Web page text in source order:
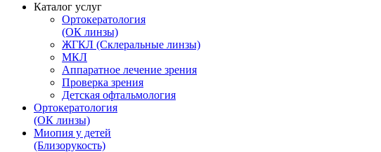
Каталог услуг
Ортокератология
(ОК линзы)
ЖГКЛ (Склеральные линзы)
МКЛ
Аппаратное лечение зрения
Проверка зрения
Детская офтальмология
Ортокератология
(ОК линзы)
Миопия у детей
(Близорукость)